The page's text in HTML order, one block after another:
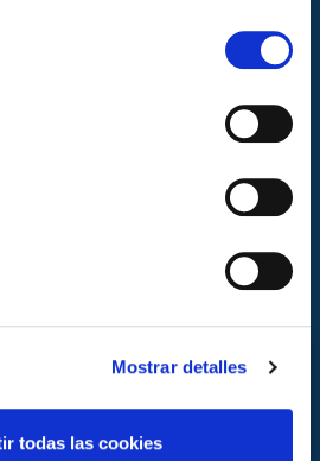
Mostrar detalles
todas las cookies